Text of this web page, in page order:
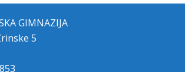
GIMNAZIJA
5